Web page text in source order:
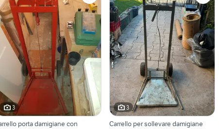
3
porta damigiane con
3
Carrello per sollevare damigiane